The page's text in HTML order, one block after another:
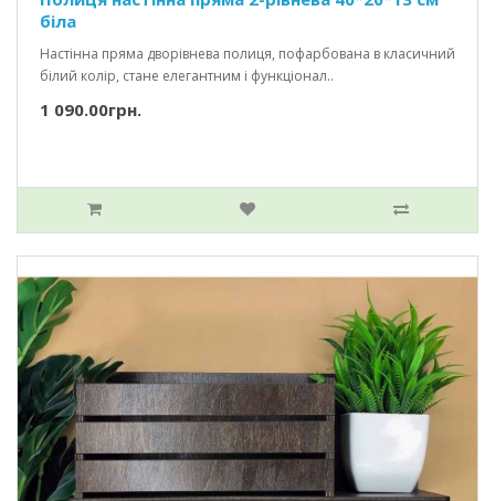
біла
Настінна пряма дворівнева полиця, пофарбована в класичний
білий колір, стане елегантним і функціонал..
1 090.00грн.